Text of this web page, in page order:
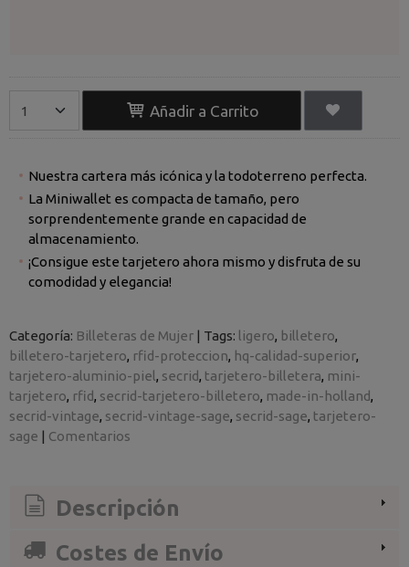
Añadir a Carrito
Nuestra cartera más icónica y la todoterreno perfecta.
La Miniwallet es compacta de tamaño, pero
sorprendentemente grande en capacidad de
almacenamiento.
¡Consigue este tarjetero ahora mismo y disfruta de su
comodidad y elegancia!
Categoría: Billeteras de Mujer | Tags: ligero billetero
billetero-tarjetero rfid-proteccion hq-calidad-superior
tarjetero-aluminio-piel
secrid tarjetero-billetera mini-
tarjetero rfid secrid-tarjetero-billetero made-in-holland
secrid-vintage secrid-vintage-sage secrid-sage tarjetero-
sage | Comentarios
Descripción
Costes de Envío